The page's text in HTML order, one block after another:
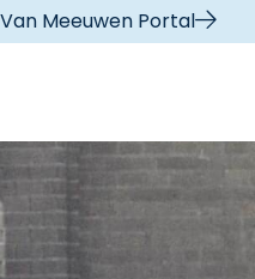
Van Meeuwen Portal